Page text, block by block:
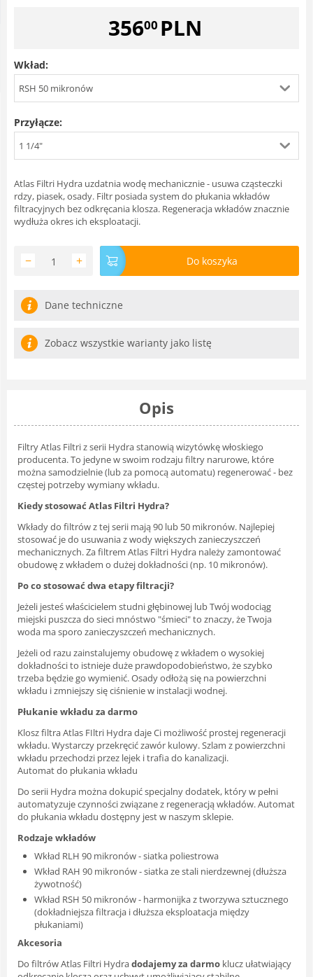
35600 PLN
Wkład:
RSH 50 mikronów
Przyłącze:
1 1/4"
Atlas Filtri Hydra uzdatnia wodę mechanicznie - usuwa cząsteczki
rdzy, piasek, osady. Filtr posiada system do płukania wkładów
filtracyjnych bez odkręcania klosza. Regeneracja wkładów znacznie
wydłuża okres ich eksploatacji.
+
− Do koszyka
Dane techniczne
Zobacz wszystkie warianty jako listę
Opis
Filtry Atlas Filtri z serii Hydra stanowią wizytówkę włoskiego
producenta. To jedyne w swoim rodzaju filtry narurowe, które
można samodzielnie (lub za pomocą automatu) regenerować - bez
częstej potrzeby wymiany wkładu.
Kiedy stosować Atlas Filtri Hydra?
Wkłady do filtrów z tej serii mają 90 lub 50 mikronów. Najlepiej
stosować je do usuwania z wody większych zanieczyszczeń
mechanicznych. Za filtrem Atlas Filtri Hydra należy zamontować
obudowę z wkładem o dużej dokładności (np. 10 mikronów).
Po co stosować dwa etapy filtracji?
Jeżeli jesteś właścicielem studni głębinowej lub Twój wodociąg
miejski puszcza do sieci mnóstwo "śmieci" to znaczy, że Twoja
woda ma sporo zanieczyszczeń mechanicznych.
Jeżeli od razu zainstalujemy obudowę z wkładem o wysokiej
dokładności to istnieje duże prawdopodobieństwo, że szybko
trzeba będzie go wymienić. Osady odłożą się na powierzchni
wkładu i zmniejszy się ciśnienie w instalacji wodnej.
Płukanie wkładu za darmo
Klosz filtra Atlas FIltri Hydra daje Ci możliwość prostej regeneracji
wkładu. Wystarczy przekręcić zawór kulowy. Szlam z powierzchni
wkładu przechodzi przez lejek i trafia do kanalizacji.
Automat do płukania wkładu
Do serii Hydra można dokupić specjalny dodatek, który w pełni
automatyzuje czynności związane z regeneracją wkładów. Automat
do płukania wkładu dostępny jest w naszym sklepie.
Rodzaje wkładów
Wkład RLH 90 mikronów - siatka poliestrowa
Wkład RAH 90 mikronów - siatka ze stali nierdzewnej (dłuższa
żywotność)
Wkład RSH 50 mikronów - harmonijka z tworzywa sztucznego
(dokładniejsza filtracja i dłuższa eksploatacja między
płukaniami)
Akcesoria
Do filtrów Atlas Filtri Hydradodajemy za darmo klucz ułatwiający